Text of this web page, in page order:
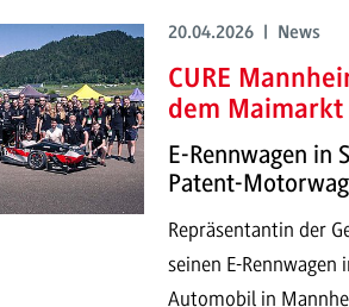
20.04.2026 | News
CURE
dem Maimarkt
E-Rennwagen in
Patent-
Repräsentantin der
seinen E-Rennwagen
Automobil in